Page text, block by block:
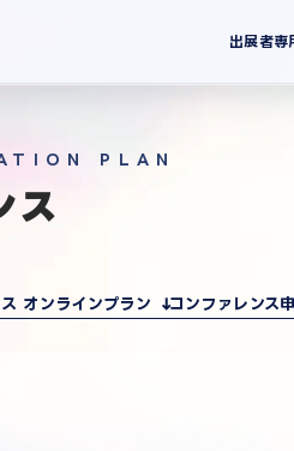
出展者専
PLAN
ス
オンラインプラン コンファレンス